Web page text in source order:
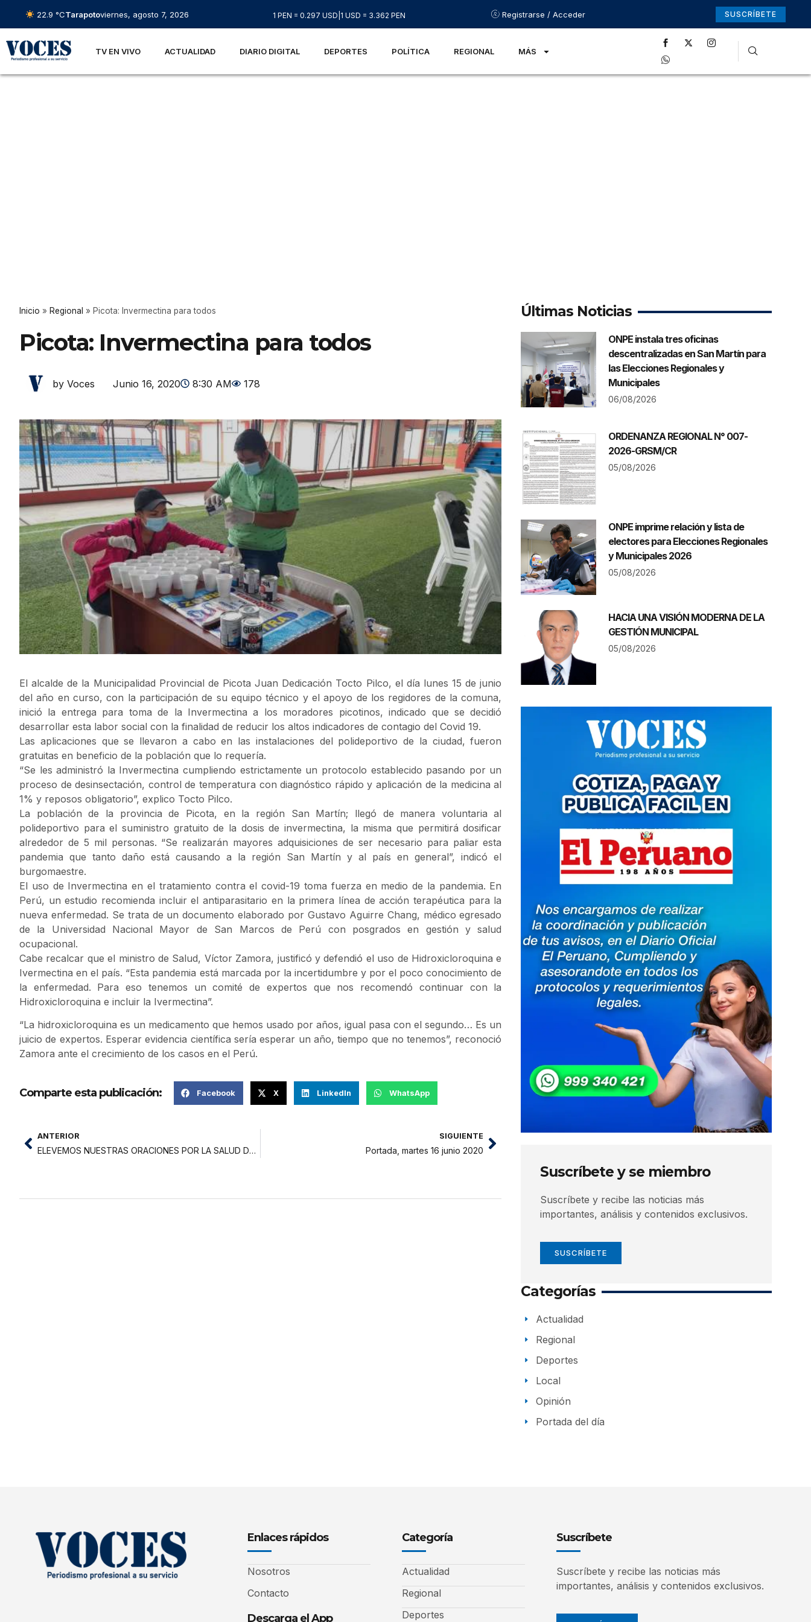
22.9 °CTarapotoviernes, agosto 7, 2026 1 PEN = 0.297 USD 1 USD = 3.362 PEN Registrarse / Acceder SUSCRÍBETE
TV EN VIVO ACTUALIDAD DIARIO DIGITAL DEPORTES POLÍTICA REGIONAL MÁS
Inicio » Regional » Picota: Invermectina para todos
Picota: Invermectina para todos
by Voces Junio 16, 2020 8:30 AM 178
El alcalde de la Municipalidad Provincial de Picota Juan Dedicación Tocto Pilco, el día lunes 15 de junio
del año en curso, con la participación de su equipo técnico y el apoyo de los regidores de la comuna,
inició la entrega para toma de la Invermectina a los moradores picotinos, indicado que se decidió
desarrollar esta labor social con la finalidad de reducir los altos indicadores de contagio del Covid 19.
Las aplicaciones que se llevaron a cabo en las instalaciones del polideportivo de la ciudad, fueron
gratuitas en beneficio de la población que lo requería.
“Se les administró la Invermectina cumpliendo estrictamente un protocolo establecido pasando por un
proceso de desinsectación, control de temperatura con diagnóstico rápido y aplicación de la medicina al
1% y reposos obligatorio”, explico Tocto Pilco.
La población de la provincia de Picota, en la región San Martín; llegó de manera voluntaria al
polideportivo para el suministro gratuito de la dosis de invermectina, la misma que permitirá dosificar
alrededor de 5 mil personas. “Se realizarán mayores adquisiciones de ser necesario para paliar esta
pandemia que tanto daño está causando a la región San Martín y al país en general”, indicó el
burgomaestre.
El uso de Invermectina en el tratamiento contra el covid-19 toma fuerza en medio de la pandemia. En
Perú, un estudio recomienda incluir el antiparasitario en la primera línea de acción terapéutica para la
nueva enfermedad. Se trata de un documento elaborado por Gustavo Aguirre Chang, médico egresado
de la Universidad Nacional Mayor de San Marcos de Perú con posgrados en gestión y salud
ocupacional.
Cabe recalcar que el ministro de Salud, Víctor Zamora, justificó y defendió el uso de Hidroxicloroquina e
Ivermectina en el país. “Esta pandemia está marcada por la incertidumbre y por el poco conocimiento de
la enfermedad. Para eso tenemos un comité de expertos que nos recomendó continuar con la
Hidroxicloroquina e incluir la Ivermectina”.
“La hidroxicloroquina es un medicamento que hemos usado por años, igual pasa con el segundo… Es un
juicio de expertos. Esperar evidencia científica sería esperar un año, tiempo que no tenemos”, reconoció
Zamora ante el crecimiento de los casos en el Perú.
Comparte esta publicación: Facebook X LinkedIn WhatsApp
ANTERIOR
ELEVEMOS NUESTRAS ORACIONES POR LA SALUD DE TULIO TRIGOZO
SIGUIENTE
Portada, martes 16 junio 2020
Últimas Noticias
ONPE instala tres oficinas
descentralizadas en San Martín para
las Elecciones Regionales y
Municipales
06/08/2026
ORDENANZA REGIONAL N° 007-
2026-GRSM/CR
05/08/2026
ONPE imprime relación y lista de
electores para Elecciones Regionales
y Municipales 2026
05/08/2026
HACIA UNA VISIÓN MODERNA DE LA
GESTIÓN MUNICIPAL
05/08/2026
Suscríbete y se miembro
Suscríbete y recibe las noticias más
importantes, análisis y contenidos exclusivos.
SUSCRÍBETE
Categorías
Actualidad
Regional
Deportes
Local
Opinión
Portada del día
Enlaces rápidos
Nosotros
Contacto
Descarga el App
Categoría
Actualidad
Regional
Deportes
Suscríbete
Suscríbete y recibe las noticias más
importantes, análisis y contenidos exclusivos.